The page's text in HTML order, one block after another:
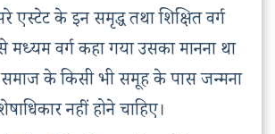
एस्टेट के इन समृद्ध तथा शिक्षित वर्ग
मध्यम वर्ग कहा गया उसका मानना था
के किसी भी समूह के पास जन्मना
नहीं होने चाहिए।